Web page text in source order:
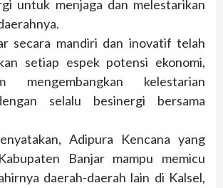
untuk menjaga dan melestarikan
secara mandiri dan inovatif telah
setiap espek potensi ekonomi,
mengembangkan kelestarian
selalu besinergi bersama
Adipura Kencana yang
Banjar mampu memicu
daerah-daerah lain di Kalsel,